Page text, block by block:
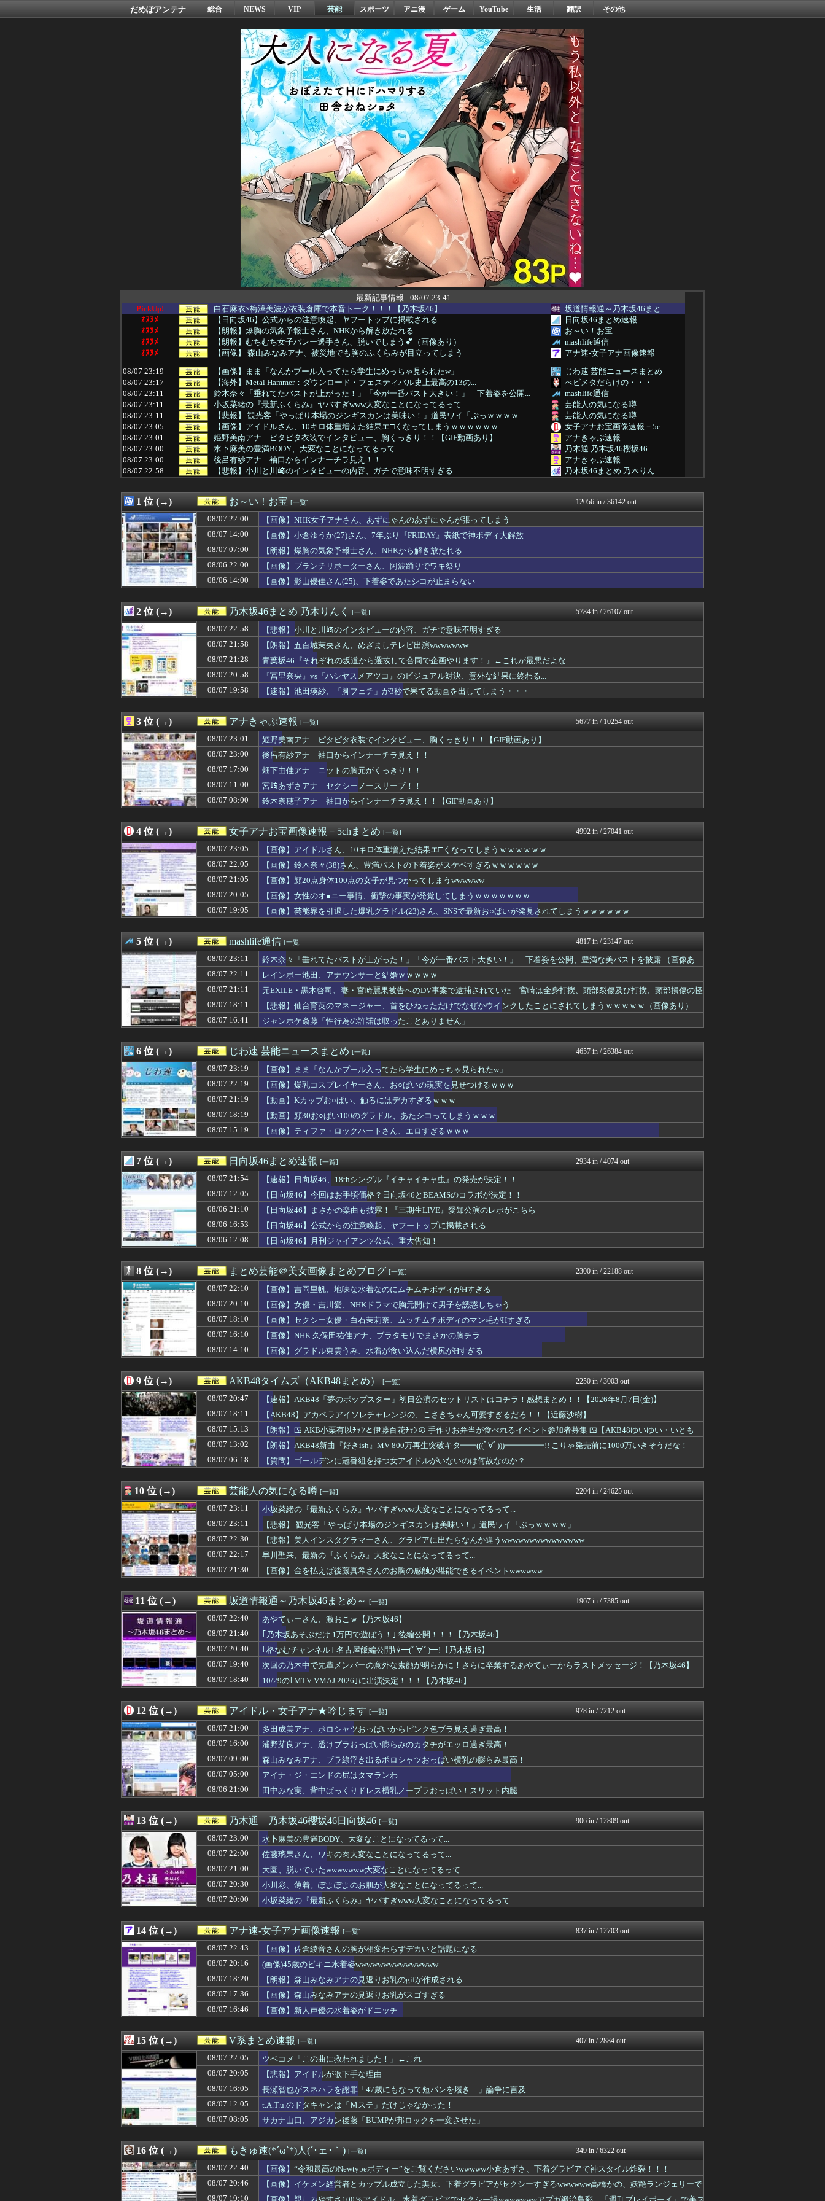
だめぽアンテナ 総合 NEWS VIP 芸能 スポーツ アニ漫 ゲーム YouTube 生活 翻訳 その他
最新記事情報 - 08/07 23:41
PickUp!
白石麻衣×梅澤美波が衣装倉庫で本音トーク！！！【乃木坂46】
坂道情報通～乃木坂46まと...
ｵﾇﾇﾒ
【日向坂46】公式からの注意喚起、ヤフートップに掲載される
日向坂46まとめ速報
ｵﾇﾇﾒ
【朗報】爆胸の気象予報士さん、NHKから解き放たれる
お～い！お宝
ｵﾇﾇﾒ
【朗報】むちむち女子バレー選手さん、脱いでしまう💕（画像あり）
mashlife通信
ｵﾇﾇﾒ
【画像】 森山みなみアナ、被災地でも胸のふくらみが目立ってしまう
アナ速‐女子アナ画像速報
08/07 23:19
【画像】まま「なんかプール入ってたら学生にめっちゃ見られたw」
じわ速 芸能ニュースまとめ
08/07 23:17
【海外】Metal Hammer：ダウンロード・フェスティバル史上最高の13の...
べビメタだらけの・・・
08/07 23:11
鈴木奈々「垂れてたバストが上がった！」「今が一番バスト大きい！」 下着姿を公開...
mashlife通信
08/07 23:11
小坂菜緒の『最新ふくらみ』ヤバすぎwww大変なことになってるって...
芸能人の気になる噂
08/07 23:11
【悲報】 観光客「やっぱり本場のジンギスカンは美味い！」道民ワイ「ぷっｗｗｗｗ...
芸能人の気になる噂
08/07 23:05
【画像】アイドルさん、10キロ体重増えた結果エ□くなってしまうｗｗｗｗｗｗ
女子アナお宝画像速報－5c...
08/07 23:01
姫野美南アナ ピタピタ衣装でインタビュー、胸くっきり！！【GIF動画あり】
アナきゃぷ速報
08/07 23:00
水卜麻美の豊満BODY、大変なことになってるって...
乃木通 乃木坂46櫻坂46...
08/07 23:00
後呂有紗アナ 袖口からインナーチラ見え！！
アナきゃぷ速報
08/07 22:58
【悲報】小川と川﨑のインタビューの内容、ガチで意味不明すぎる
乃木坂46まとめ 乃木りん...
08/07 22:40
【画像】“令和最高のNewtypeボディー”をご覧くださいwwwww小倉あずさ...
もきゅ速(*´ω`*)人(...
08/07 22:40
あやてぃーさん、激おこｗ【乃木坂46】
坂道情報通～乃木坂46まと...
08/07 22:30
【悲報】美人インスタグラマーさん、グラビアに出たらなんか違うwwwwwwwww...
08/07 22:19
【画像】爆乳コスプレイヤーさん、お○ぱいの現実を見せつけるｗｗｗ
じわ速 芸能ニュースまとめ
08/07 22:17
早川聖来、最新の『ふくらみ』大変なことになってるって...
08/07 22:11
レインボー池田、アナウンサーと結婚ｗｗｗｗｗ
08/07 22:10
【画像】吉岡里帆、地味な水着なのにムチムチボディがHすぎる
まとめ芸能＠美女画像まとめ...
08/07 22:05
ツベコメ「この曲に救われました！」←これ
V系まとめ速報
08/07 22:05
【速報】BEYOOOOONDS、CHICA#TETSUの新リーダーに西田汐里、...
08/07 22:02
【日向坂46】新曲『イチャイチャ虫』←センターは・・・【18thシングル】
日向坂46まとめもり～
08/07 22:01
BOSS CE-1ってそんな良いの？ 音まとめアーカイブ
音まとめ
08/07 22:00
佐藤璃果さん、ワキの肉大変なことになってるって...
08/07 22:00
【画像】NHK女子アナさん、あずにゃんのあずにゃんが張ってしまう
お～い！お宝
08/07 21:58
【朗報】五百城茉央さん、めざましテレビ出演wwwwwww
08/07 21:54
【速報】日向坂46、18thシングル『イチャイチャ虫』の発売が決定！！
日向坂46まとめ速報
08/07 21:51
【速報】日向坂46 18thシングル『イチャイチャ虫』発表
日向坂46まとめもり～
08/07 21:45
【日向坂46】おひさま感動... ミニライブでついに初披露【17thシングル】
日向坂46まとめもり～
08/07 21:40
｢乃木坂あそぶだけ 1万円で遊ぼう！｣ 後編公開！！！【乃木坂46】
08/07 21:28
青葉坂46『それぞれの坂道から選抜して合同で企画やります！』←これが最悪だよな
乃木坂46まとめ 乃木りん...
08/07 21:23
【速報】BEYOOOOONDS小島はなが雨ノ森 川海に、大坪茉乃と杉山結菜がC...
℃-ute派なんday
08/07 21:23
【画像】 この佳子さまのボディライン、流石にエチエチすぎやろ！
08/07 21:23
【悲報】 上沼恵美子さん「簡単にそうめん作れ言うけど、そうめん作りて地獄なんよ...
芸能人の気になる噂
08/07 21:19
【動画】Kカップお○ぱい、触るにはデカすぎるｗｗｗ
08/07 21:11
元EXILE・黒木啓司、妻・宮崎麗果被告へのDV事案で逮捕されていた 宮崎は全...
08/07 21:05
【画像】顔20点身体100点の女子が見つかってしまうwwwwww
女子アナお宝画像速報－5c...
08/07 21:00
大園、脱いでいたwwwwwww大変なことになってるって...
乃木通 乃木坂46櫻坂46...
08/07 21:00
多田成美アナ、ポロシャツおっぱいからピンク色ブラ見え過ぎ最高！
08/07 20:47
【速報】AKB48「夢のポップスター」初日公演のセットリストはコチラ！感想まと...
AKB48タイムズ（AKB...
08/07 20:46
【画像】イケメン経営者とカップル成立した美女、下着グラビアがセクシーすぎるww...
もきゅ速(*´ω`*)人(...
08/07 20:40
｢格なむチャンネル｣ 名古屋飯編公開ｷﾀ━(ﾟ∀ﾟ)━!【乃木坂46】
08/07 20:30
【悲報】最近のZの女の子、日本が暑すぎて薄着すぎる
芸能人の気になる噂
08/07 20:30
小川彩、薄着。ぽよぽよのお肌が大変なことになってるって...
08/07 20:28
【櫻坂46カフェ】このグッズ、神すぎると話題に
08/07 20:22
【日向坂46】大丈夫か... 藤嶌果歩の結構マズい話
08/07 20:16
(画像)45歳のビキニ水着姿wwwwwwwwwwwwwww
アナ速‐女子アナ画像速報
08/07 20:10
【画像】女優・吉川愛、NHKドラマで胸元開けて男子を誘惑しちゃう
まとめ芸能＠美女画像まとめ...
08/07 20:05
【悲報】アイドルが歌下手な理由
V系まとめ速報
08/07 20:03
【日向坂46】かほりん、まさかのトラブル発生
日向坂46まとめもり～
08/07 20:00
小坂菜緒の『最新ふくらみ』ヤバすぎwww大変なことになってるって...
乃木通 乃木坂46櫻坂46...
08/07 19:59
BABYMETALのサマーソニックへの出演回数が歴代2位
BABYMETAL TIM...
08/07 19:58
【速報】池田瑛紗、「脚フェチ」が3秒で果てる動画を出してしまう・・・
乃木坂46まとめ 乃木りん...
08/07 19:40
次回の乃木中で先輩メンバーの意外な素顔が明らかに！さらに卒業するあやてぃーから...
坂道情報通～乃木坂46まと...
08/07 19:30
早川聖来、最新の『ふくらみ』大変なことになってるって...
乃木通 乃木坂46櫻坂46...
08/07 19:12
【BEYOOOOONDS】江口紗耶「小島はなちゃんは中学生の同期が話しやすいよ...
℃-ute派なんday
08/07 19:10
【画像】親しみやすさ100％アイドル、水着グラビアでセクシー撮wwwwwwwア...
08/07 19:00
梅澤美波の『ナマ下半身』大変なことになってるって...ガチで規格外すぎるwww...
08/07 18:58
【朗報】菅原咲月の浴衣2026、ガチで一線を越えるwwwwwww
乃木坂46まとめ 乃木りん...
08/07 18:40
10/29の｢MTV VMAJ 2026｣に出演決定！！！【乃木坂46】
08/07 18:36
【日向坂46】なんのお仕事だ...？正源司陽子に気になる動きが
日向坂46まとめもり～
08/07 18:30
菅井友香ちゃんのスゲエ『ふくらみ』、大変なことになってるって...
乃木通 乃木坂46櫻坂46...
08/07 18:26
青葉坂46、まもなく正式発表か
08/07 18:20
【朗報】森山みなみアナの見返りお乳のgifが作成される
08/07 18:19
【動画】顔30お○ぱい100のグラドル、あたシコってしまうｗｗｗ
じわ速 芸能ニュースまとめ
08/07 18:11
【悲報】仙台育英のマネージャー、首をひねっただけでなぜかウインクしたことにされ...
08/07 18:10
【画像】セクシー女優・白石茉莉奈、ムッチムチボディのマン毛がHすぎる
まとめ芸能＠美女画像まとめ...
08/07 18:08
【日向坂46】これは贅沢... バチバチにキメるモデルメンバーこちら
08/07 18:05
【画像】巨乳まみれのダンス部さん、揺れに揺れてしまうｗｗｗｗｗｗ
08/07 17:58
【速報】田村保乃さん、その格好は夜の店じゃん・・・
乃木坂46まとめ 乃木りん...
08/07 17:47
【巨乳画像】大躍進中の桃月なしこ、水着グラビアがパーフェクトボディすぎるwww...
もきゅ速(*´ω`*)人(...
08/07 17:40
金川紗耶ちゃん、rienda 20周年を飾る｢26AW LOOKモデル｣に就任...
08/07 17:36
【画像】森山みなみアナの見返りお乳がスゴすぎる
08/07 17:05
【画像】声優の佐倉綾音(32)さん、アタシコに全力で振り切ってしまうｗｗｗｗｗ...
女子アナお宝画像速報－5c...
08/07 17:00
【日向坂46】小西夏菜実、ついにこの時が...
08/07 16:58
【悲報】乃木坂野球部、ぶっちゃけもう鬱陶しい件
乃木坂46まとめ 乃木りん...
08/07 16:46
【画像】新人声優の水着姿がドエッチ
08/07 16:41
ジャンポケ斎藤「性行為の許諾は取ったことありません」
08/07 16:40
福岡のお土産 ｢めんべい｣と乃木坂配信中のコラボ動画が公開決定！！！【乃木坂4...
08/07 16:10
【画像】NHK 久保田祐佳アナ、ブラタモリでまさかの胸チラ
まとめ芸能＠美女画像まとめ...
08/07 16:05
長瀬智也がスネハラを謝罪「47歳にもなって短パンを履き…」論争に言及
08/07 16:05
【画像】福井県警初の女性本部長さん、宝塚にいそうな美熟女だったｗｗｗｗｗｗ
08/07 16:00
浦野芽良アナ、透けブラおっぱい膨らみのカタチがエッロ過ぎ最高！
アイドル・女子アナ★吟じま...
08/07 15:40
モノクロでロックに決める池田瑛紗ちゃんが強すぎる！！！【乃木坂46】
坂道情報通～乃木坂46まと...
08/07 15:31
【朗報】AKB48 新曲『好きish』 MV 800万 再生キタ━━(((ﾟ∀...
ROMれ！ペンギン(AKB...
08/07 15:19
【画像】ティファ・ロックハートさん、エロすぎるｗｗｗ
じわ速 芸能ニュースまとめ
08/07 15:13
【朗報】🍱 AKB小栗有以ﾁｬﾝと伊藤百花ﾁｬﾝの 手作りお弁当が食べれるイベ...
AKB48タイムズ（AKB...
08/07 15:11
【悲報】隣家の室外機、限界突破ｗｗｗｗｗ（画像あり）
mashlife通信
08/07 14:10
【画像】グラドル東雲うみ、水着が食い込んだ横尻がHすぎる
まとめ芸能＠美女画像まとめ...
08/07 14:00
【画像】小倉ゆうか(27)さん、7年ぶり『FRIDAY』表紙で神ボディ大解放
お～い！お宝
08/07 13:51
【画像】顔もいい爆乳現役女子大生、水着グラビアの破壊力がヤバイwwwwwwww...
もきゅ速(*´ω`*)人(...
08/07 13:41
【画像】佐倉綾音(32)、自分のシコポイントに気がつくwwwwwww
mashlife通信
08/07 13:14
【画像】最近のJKダンス部、胸の迫力がすごい💃
アナ速‐女子アナ画像速報
08/07 12:52
【画像】JKダンス部、なぜか部員の８割が巨乳🫪
アナ速‐女子アナ画像速報
08/07 12:38
【画像】STU48の中村舞さん、下着姿で写真撮られてた
アナ速‐女子アナ画像速報
08/07 12:29
上國料萌衣ちゃん、留学中にマックのバイトに応募するも書類選考で落とされてしまう
08/07 12:19
【画像】こういうお○ぱいが至高だよなｗｗｗ
じわ速 芸能ニュースまとめ
08/07 12:10
【画像】二階堂ふみ、映画の濡れ場で乳首丸出し
まとめ芸能＠美女画像まとめ...
08/07 12:05
【日向坂46】今回はお手頃価格？日向坂46とBEAMSのコラボが決定！！
日向坂46まとめ速報
08/07 12:05
【衝撃】ワイのパッパ、会社でナンバーツーになった結果ｗｗｗｗｗｗｗｗｗｗ
08/07 12:05
t.A.T.u.のドタキャンは「Ｍステ」だけじゃなかった！
V系まとめ速報
08/07 12:00
【急募】「みんな仕事帰りに家で何してんの？」←これ・・・・
ミーハー総研（ミーハー総合...
08/07 12:00
たまったギターマガジンどうしてる？ 音まとめアーカイブ
音まとめ
08/07 11:00
宮﨑あずさアナ セクシーノースリーブ！！
アナきゃぷ速報
08/07 10:52
【櫻坂46】メンバー＆OGがラヴィット出演へ！！！
08/07 10:19
【画像】メキシコのアニオタ、爆乳ｗｗｗ
08/07 10:10
【画像】めるる、ヒルナンデス見せたデカケツがそそる
まとめ芸能＠美女画像まとめ...
08/07 09:11
芸能界を引退した爆乳女、なぜか今もSNSでお◯ぱい画像を投稿！
08/07 09:07
【悲報】「店員」と「定員」を間違えるガチでヤバいやつ、ネット上に多すぎる ← ...
今日速2ch
08/07 09:00
森山みなみアナ、ブラ線浮き出るポロシャツおっぱい横乳の膨らみ最高！
08/07 08:10
【画像】気象予報士・吉井明子、45歳で見せたビキニ姿がHすぎる
まとめ芸能＠美女画像まとめ...
08/07 08:00
鈴木奈穂子アナ 袖口からインナーチラ見え！！【GIF動画あり】
アナきゃぷ速報
08/07 08:00
「≠ME(ノットイコールミー)」のメンバーがBABYMETAL「ギミチョコ」を...
BABYMETAL TIM...
08/07 07:19
【画像】元NMBアイドルさん、表情もカラダもS♡X女になってしまうｗｗｗ
08/07 07:00
【櫻坂46】日向坂46大田美月、この四期生らと交流がある模様
08/07 07:00
【朗報】爆胸の気象予報士さん、NHKから解き放たれる
お～い！お宝
08/07 06:18
【質問】ゴールデンに冠番組を持つ女アイドルがいないのは何故なのか？
AKB48タイムズ（AKB...
08/07 06:08
【生尻画像】元NMB48原かれん、衝撃の限界露出wwwww1st写真集でパール...
08/07 05:00
アイナ・ジ・エンドの尻はタマランわ
08/07 05:00
田﨑さくらアナ セクシーノースリーブ脇！！
アナきゃぷ速報
08/07 02:00
福戸あやアナ 脇チラ見え！！
アナきゃぷ速報
08/07 01:25
Gカップの現役添乗員、ドスケベDVDで限界露出してしまうwwwww小山玲奈、...
もきゅ速(*´ω`*)人(...
08/07 00:11
【愕然】新幹線や飛行機の乗り方がわからない奴 ← こいつｗｗｗｗｗｗｗｗｗｗ
08/07 00:01
【画像】爆乳アメリカハーフ美女、水着グラビアが大迫力すぎるwwwwww美澄衿依...
08/06 23:56
【疑問】今年はAKB48は@JAM出ないのかな？
AKB48タイムズ（AKB...
08/06 23:01
河出奈都美アナ ノースリニットの巨乳、横乳、脇！！【GIF動画あり】
アナきゃぷ速報
08/06 22:14
【朗報】山﨑愛生「けんぱなぱっぱぱん！」 ← けん玉やる気無さすぎて草ｗｗｗｗ...
08/06 22:05
【櫻坂46】森田ひかる推し、これには大歓喜
08/06 22:05
ワイ「米津玄師ってソロじゃなくてバンドのボーカルならよかったよね」
V系まとめ速報
08/06 22:00
【画像】ブランチリポーターさん、阿波踊りでワキ祭り
お～い！お宝
08/06 21:10
【日向坂46】まさかの楽曲も披露！『三期生LIVE』愛知公演のレポがこちら
日向坂46まとめ速報
08/06 21:05
【衝撃】ワイ、偏差値30台の高校に入学した結果ｗｗｗｗｗｗｗｗｗｗ
今日速2ch
08/06 21:00
田中みな実、背中ぱっくりドレス横乳ノーブラおっぱい！スリット内腿
08/06 20:41
責任を取らないから成功者になれた…｢とんねるず｣｢おニャン子｣｢AKB｣とヒッ...
08/06 20:24
【櫻坂46】一部Buddiesに刺さる... わこち、この姿はまさか・・・
櫻坂46まとめもり～
08/06 20:05
ビジュアル系四天王「SHAZNA、MALICE MIZER、La’...
V系まとめ速報
08/06 20:02
【海外】BABYMETAL（9回）はサマーソニックのレギュラー出演者の中で2番...
08/06 19:10
【画像】一度は消えたと思ってたあのYouTuber、今こんなことになってるｗｗ...
08/06 19:07
「BABYMETAL×BIOHAZARD 30th ANNIVERSARY」コ...
BABYMETAL TIM...
08/06 18:50
【驚愕】中居正広、ネットの「年内死ぬ」報道に苦笑wwwwww GOSSIP速報
1 位 (→) お～い！お宝 [一覧] 12056 in / 36142 out
08/07 22:00
【画像】NHK女子アナさん、あずにゃんのあずにゃんが張ってしまう
08/07 14:00
【画像】小倉ゆうか(27)さん、7年ぶり『FRIDAY』表紙で神ボディ大解放
08/07 07:00
【朗報】爆胸の気象予報士さん、NHKから解き放たれる
08/06 22:00
【画像】ブランチリポーターさん、阿波踊りでワキ祭り
08/06 14:00
【画像】影山優佳さん(25)、下着姿であたシコが止まらない
2 位 (→) 乃木坂46まとめ 乃木りんく [一覧] 5784 in / 26107 out
08/07 22:58
【悲報】小川と川﨑のインタビューの内容、ガチで意味不明すぎる
08/07 21:58
【朗報】五百城茉央さん、めざましテレビ出演wwwwwww
08/07 21:28
青葉坂46『それぞれの坂道から選抜して合同で企画やります！』←これが最悪だよな
08/07 20:58
『冨里奈央』vs『ハシヤスメアツコ』のビジュアル対決、意外な結果に終わる...
08/07 19:58
【速報】池田瑛紗、「脚フェチ」が3秒で果てる動画を出してしまう・・・
3 位 (→) アナきゃぷ速報 [一覧] 5677 in / 10254 out
08/07 23:01
姫野美南アナ ピタピタ衣装でインタビュー、胸くっきり！！【GIF動画あり】
08/07 23:00
後呂有紗アナ 袖口からインナーチラ見え！！
08/07 17:00
畑下由佳アナ ニットの胸元がくっきり！！
08/07 11:00
宮﨑あずさアナ セクシーノースリーブ！！
08/07 08:00
鈴木奈穂子アナ 袖口からインナーチラ見え！！【GIF動画あり】
4 位 (→) 女子アナお宝画像速報－5chまとめ [一覧] 4992 in / 27041 out
08/07 23:05
【画像】アイドルさん、10キロ体重増えた結果エ□くなってしまうｗｗｗｗｗｗ
08/07 22:05
【画像】鈴木奈々(38)さん、豊満バストの下着姿がスケベすぎるｗｗｗｗｗｗ
08/07 21:05
【画像】顔20点身体100点の女子が見つかってしまうwwwwww
08/07 20:05
【画像】女性のオ●ニー事情、衝撃の事実が発覚してしまうｗｗｗｗｗｗｗ
08/07 19:05
【画像】芸能界を引退した爆乳グラドル(23)さん、SNSで最新お○ぱいが発見されてしまうｗｗｗｗｗｗ
5 位 (→) mashlife通信 [一覧] 4817 in / 23147 out
08/07 23:11
鈴木奈々「垂れてたバストが上がった！」「今が一番バスト大きい！」 下着姿を公開、豊満な美バストを披露 （画像あ
り）
08/07 22:11
レインボー池田、アナウンサーと結婚ｗｗｗｗｗ
08/07 21:11
元EXILE・黒木啓司、妻・宮崎麗果被告へのDV事案で逮捕されていた 宮崎は全身打撲、頭部裂傷及び打撲、頸部損傷の怪
我
08/07 18:11
【悲報】仙台育英のマネージャー、首をひねっただけでなぜかウインクしたことにされてしまうｗｗｗｗｗ（画像あり）
08/07 16:41
ジャンポケ斎藤「性行為の許諾は取ったことありません」
6 位 (→) じわ速 芸能ニュースまとめ [一覧] 4657 in / 26384 out
08/07 23:19
【画像】まま「なんかプール入ってたら学生にめっちゃ見られたw」
08/07 22:19
【画像】爆乳コスプレイヤーさん、お○ぱいの現実を見せつけるｗｗｗ
08/07 21:19
【動画】Kカップお○ぱい、触るにはデカすぎるｗｗｗ
08/07 18:19
【動画】顔30お○ぱい100のグラドル、あたシコってしまうｗｗｗ
08/07 15:19
【画像】ティファ・ロックハートさん、エロすぎるｗｗｗ
7 位 (→) 日向坂46まとめ速報 [一覧] 2934 in / 4074 out
08/07 21:54
【速報】日向坂46、18thシングル『イチャイチャ虫』の発売が決定！！
08/07 12:05
【日向坂46】今回はお手頃価格？日向坂46とBEAMSのコラボが決定！！
08/06 21:10
【日向坂46】まさかの楽曲も披露！『三期生LIVE』愛知公演のレポがこちら
08/06 16:53
【日向坂46】公式からの注意喚起、ヤフートップに掲載される
08/06 12:08
【日向坂46】月刊ジャイアンツ公式、重大告知！
8 位 (→) まとめ芸能＠美女画像まとめブログ [一覧] 2300 in / 22188 out
08/07 22:10
【画像】吉岡里帆、地味な水着なのにムチムチボディがHすぎる
08/07 20:10
【画像】女優・吉川愛、NHKドラマで胸元開けて男子を誘惑しちゃう
08/07 18:10
【画像】セクシー女優・白石茉莉奈、ムッチムチボディのマン毛がHすぎる
08/07 16:10
【画像】NHK 久保田祐佳アナ、ブラタモリでまさかの胸チラ
08/07 14:10
【画像】グラドル東雲うみ、水着が食い込んだ横尻がHすぎる
9 位 (→) AKB48タイムズ（AKB48まとめ） [一覧] 2250 in / 3003 out
08/07 20:47
【速報】AKB48「夢のポップスター」初日公演のセットリストはコチラ！感想まとめ！！【2026年8月7日(金)】
08/07 18:11
【AKB48】アカペラアイソレチャレンジの、こさきちゃん可愛すぎるだろ！！【近藤沙樹】
08/07 15:13
【朗報】🍱 AKB小栗有以ﾁｬﾝと伊藤百花ﾁｬﾝの 手作りお弁当が食べれるイベント参加者募集 🍱【AKB48ゆいゆい・いとも
も・41日後に放送する"とある番組"】
08/07 13:02
【朗報】AKB48新曲『好きish』MV 800万再生突破キタ━━(((ﾟ∀ﾟ)))━━━━━!! こりゃ発売前に1000万いきそうだな！
【AKB48 68thシングル】
08/07 06:18 【質問】ゴールデンに冠番組を持つ女アイドルがいないのは何故なのか？
10 位 (→) 芸能人の気になる噂 [一覧] 2204 in / 24625 out
08/07 23:11
小坂菜緒の『最新ふくらみ』ヤバすぎwww大変なことになってるって...
08/07 23:11
【悲報】 観光客「やっぱり本場のジンギスカンは美味い！」道民ワイ「ぷっｗｗｗｗ」
08/07 22:30
【悲報】美人インスタグラマーさん、グラビアに出たらなんか違うwwwwwwwwwwwwwww
08/07 22:17
早川聖来、最新の『ふくらみ』大変なことになってるって...
08/07 21:30
【画像】金を払えば後藤真希さんのお胸の感触が堪能できるイベントwwwwww
11 位 (→) 坂道情報通～乃木坂46まとめ～ [一覧] 1967 in / 7385 out
08/07 22:40
あやてぃーさん、激おこｗ【乃木坂46】
08/07 21:40
｢乃木坂あそぶだけ 1万円で遊ぼう！｣ 後編公開！！！【乃木坂46】
08/07 20:40
｢格なむチャンネル｣ 名古屋飯編公開ｷﾀ━(ﾟ∀ﾟ)━!【乃木坂46】
08/07 19:40
次回の乃木中で先輩メンバーの意外な素顔が明らかに！さらに卒業するあやてぃーからラストメッセージ！【乃木坂46】
08/07 18:40
10/29の｢MTV VMAJ 2026｣に出演決定！！！【乃木坂46】
12 位 (→) アイドル・女子アナ★吟じます [一覧] 978 in / 7212 out
08/07 21:00
多田成美アナ、ポロシャツおっぱいからピンク色ブラ見え過ぎ最高！
08/07 16:00
浦野芽良アナ、透けブラおっぱい膨らみのカタチがエッロ過ぎ最高！
08/07 09:00
森山みなみアナ、ブラ線浮き出るポロシャツおっぱい横乳の膨らみ最高！
08/07 05:00
アイナ・ジ・エンドの尻はタマランわ
08/06 21:00
田中みな実、背中ぱっくりドレス横乳ノーブラおっぱい！スリット内腿
13 位 (→) 乃木通 乃木坂46櫻坂46日向坂46 [一覧] 906 in / 12809 out
08/07 23:00
水卜麻美の豊満BODY、大変なことになってるって...
08/07 22:00
佐藤璃果さん、ワキの肉大変なことになってるって...
08/07 21:00
大園、脱いでいたwwwwwww大変なことになってるって...
08/07 20:30
小川彩、薄着。ぽよぽよのお肌が大変なことになってるって...
08/07 20:00
小坂菜緒の『最新ふくらみ』ヤバすぎwww大変なことになってるって...
14 位 (→) アナ速‐女子アナ画像速報 [一覧] 837 in / 12703 out
08/07 22:43
【画像】佐倉綾音さんの胸が相変わらずデカいと話題になる
08/07 20:16
(画像)45歳のビキニ水着姿wwwwwwwwwwwwwww
08/07 18:20
【朗報】森山みなみアナの見返りお乳のgifが作成される
08/07 17:36
【画像】森山みなみアナの見返りお乳がスゴすぎる
08/07 16:46
【画像】新人声優の水着姿がドエッチ
15 位 (→) V系まとめ速報 [一覧] 407 in / 2884 out
08/07 22:05
ツベコメ「この曲に救われました！」←これ
08/07 20:05
【悲報】アイドルが歌下手な理由
08/07 16:05
長瀬智也がスネハラを謝罪「47歳にもなって短パンを履き…」論争に言及
08/07 12:05
t.A.T.u.のドタキャンは「Ｍステ」だけじゃなかった！
08/07 08:05
サカナ山口、アジカン後藤「BUMPが邦ロックを一変させた」
16 位 (→) もきゅ速(*´ω`*)人(´･ェ･｀) [一覧] 349 in / 6322 out
08/07 22:40
【画像】“令和最高のNewtypeボディー”をご覧くださいwwwww小倉あずさ、下着グラビアで神スタイル炸裂！！！
08/07 20:46
【画像】イケメン経営者とカップル成立した美女、下着グラビアがセクシーすぎるwwwwww高橋かの、妖艶ランジェリーで
悩殺！！！
08/07 19:10